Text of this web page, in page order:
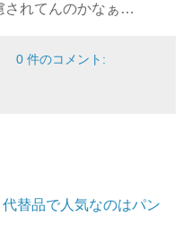
されてんのかなぁ…
0 件のコメント:
替品で人気なのはパン